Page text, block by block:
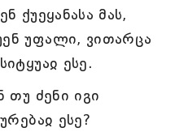
ქუეყანასა მას,
უფალი, ვითარცა
ესე.
თუ ძენი იგი
ესე?